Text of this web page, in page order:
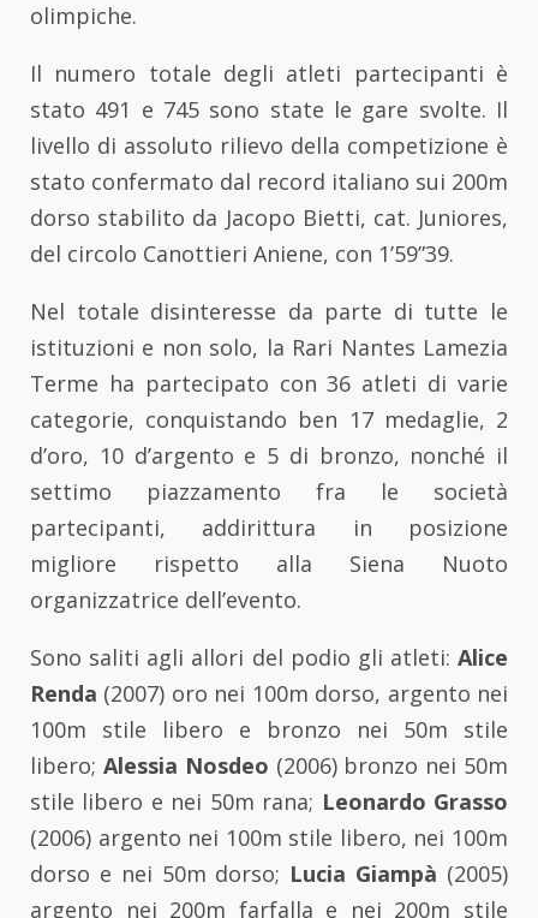
olimpiche.
Il numero totale degli atleti partecipanti è
stato 491 e 745 sono state le gare svolte. Il
livello di assoluto rilievo della competizione è
stato confermato dal record italiano sui 200m
dorso stabilito da Jacopo Bietti, cat. Juniores,
del circolo Canottieri Aniene, con 1’59”39.
Nel totale disinteresse da parte di tutte le
istituzioni e non solo, la Rari Nantes Lamezia
Terme ha partecipato con 36 atleti di varie
categorie, conquistando ben 17 medaglie, 2
d’oro, 10 d’argento e 5 di bronzo, nonché il
settimo piazzamento fra le società
partecipanti, addirittura in posizione
migliore rispetto alla Siena Nuoto
organizzatrice dell’evento.
Sono saliti agli allori del podio gli atleti: Alice
Renda (2007) oro nei 100m dorso, argento nei
100m stile libero e bronzo nei 50m stile
libero; Alessia Nosdeo (2006) bronzo nei 50m
stile libero e nei 50m rana; Leonardo Grasso
(2006) argento nei 100m stile libero, nei 100m
dorso e nei 50m dorso; Lucia Giampà (2005)
argento nei 200m farfalla e nei 200m stile